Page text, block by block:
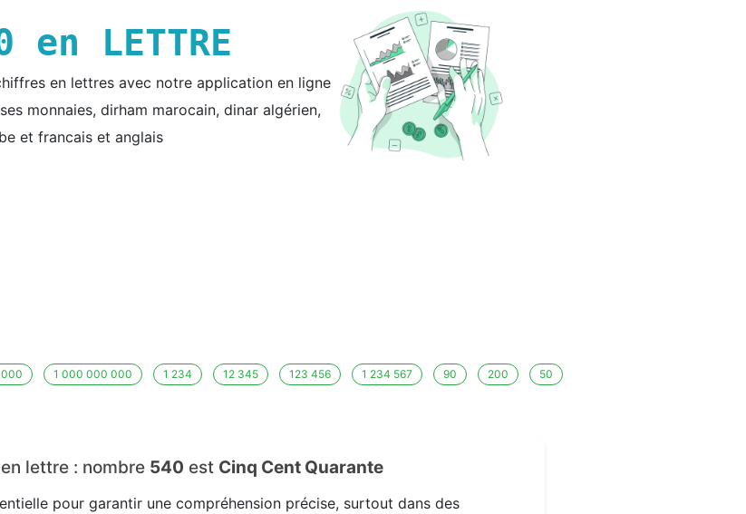
en LETTRE
en lettres avec notre application en ligne
monnaies, dirham marocain, dinar algérien,
et francais et anglais
1 000 000 000 1 234 12 345 123 456 1 234 567 90 200 50
lettre : nombre 540 est Cinq Cent Quarante
pour garantir une compréhension précise, surtout dans des